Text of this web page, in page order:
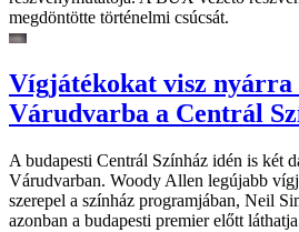
megdöntötte történelmi csúcsát.
Vígjátékokat visz nyárra
Várudvarba a Centrál
A budapesti Centrál Színház idén is két
Várudvarban. Woody Allen legújabb
szerepel a színház programjában, Neil
azonban a budapesti premier előtt